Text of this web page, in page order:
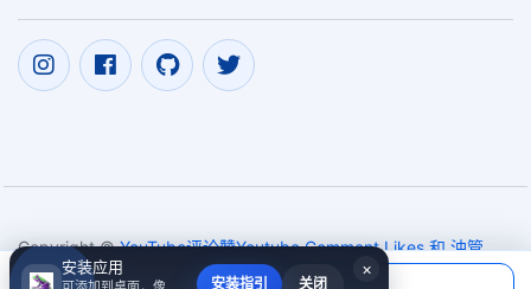
当前应付
Copyright ©YouTube评论赞Youtube Comment Likes 和 油管
评论回复 YouTube Comment Rep2017~2026×
安装应用
安装指引 关闭